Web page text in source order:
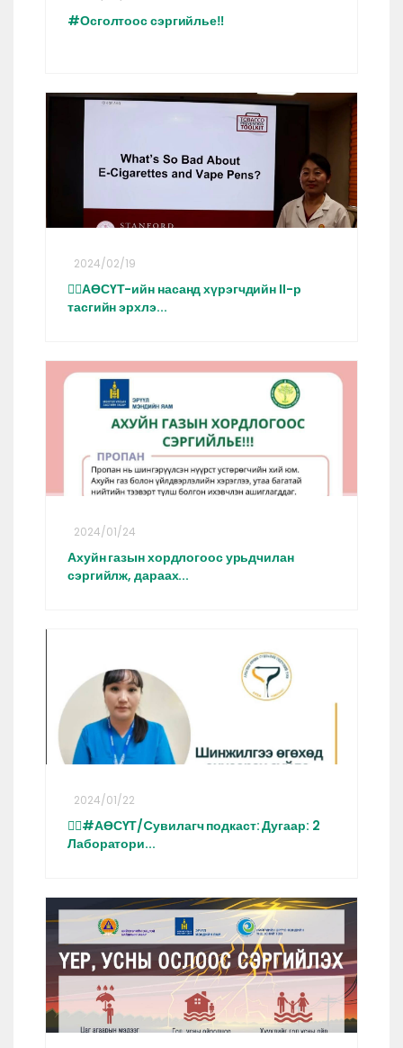
#Осголтоос сэргийлье‼️
2024/02/19
👩‍⚕️АӨСҮТ-ийн насанд хүрэгчдийн II-р
тасгийн эрхлэ...
2024/01/24
Ахуйн газын хордлогоос урьдчилан
сэргийлж, дараах...
2024/01/22
👩‍⚕️#АӨСҮТ/Cувилагч подкаст: Дугаар: 2
Лаборатори...